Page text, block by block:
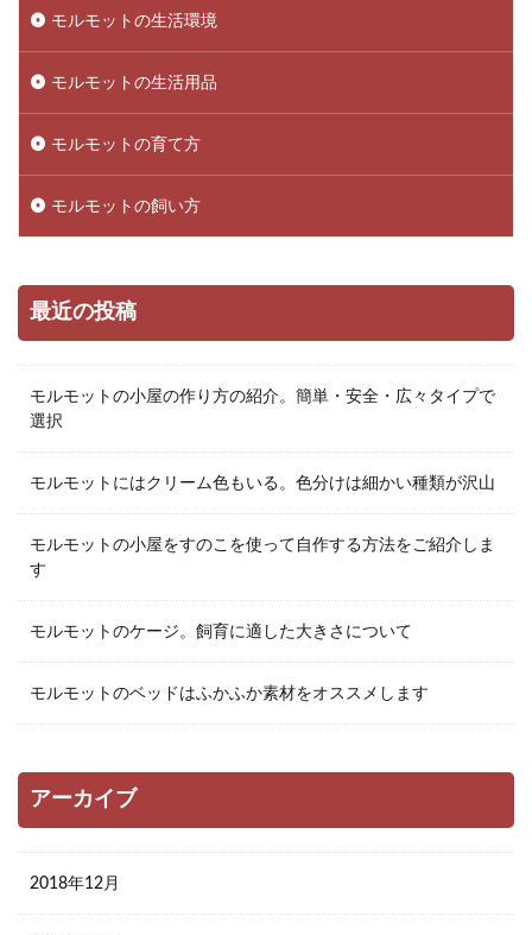
モルモットの生活環境
モルモットの生活用品
モルモットの育て方
モルモットの飼い方
最近の投稿
モルモットの小屋の作り方の紹介。簡単・安全・広々タイプで
選択
モルモットにはクリーム色もいる。色分けは細かい種類が沢山
モルモットの小屋をすのこを使って自作する方法をご紹介しま
す
モルモットのケージ。飼育に適した大きさについて
モルモットのベッドはふかふか素材をオススメします
アーカイブ
2018年12月